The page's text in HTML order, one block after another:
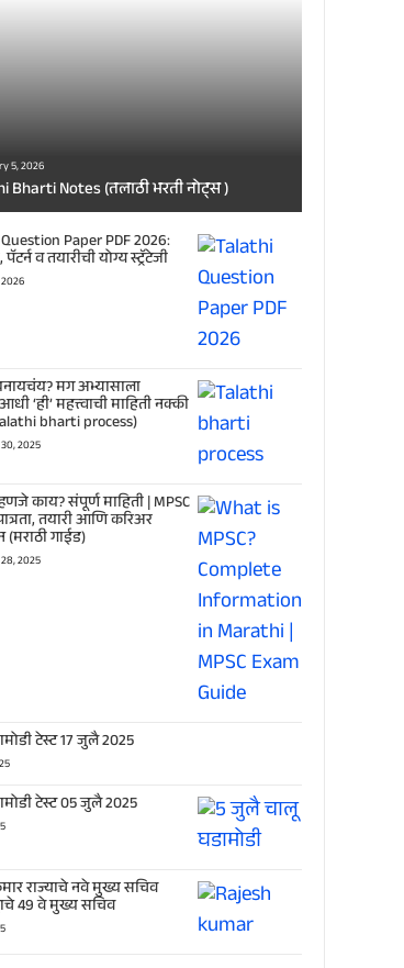
5, 2026
Bharti Notes (तलाठी भरती नोट्स )
Paper PDF 2026:
व तयारीची योग्य स्ट्रॅटेजी
मग अभ्यासाला
‘ही’ महत्त्वाची माहिती नक्की
bharti process)
2025
काय? संपूर्ण माहिती | MPSC
तयारी आणि करिअर
(मराठी गाईड)
2025
टेस्ट 17 जुलै 2025
टेस्ट 05 जुलै 2025
राज्याचे नवे मुख्य सचिव
49 वे मुख्य सचिव